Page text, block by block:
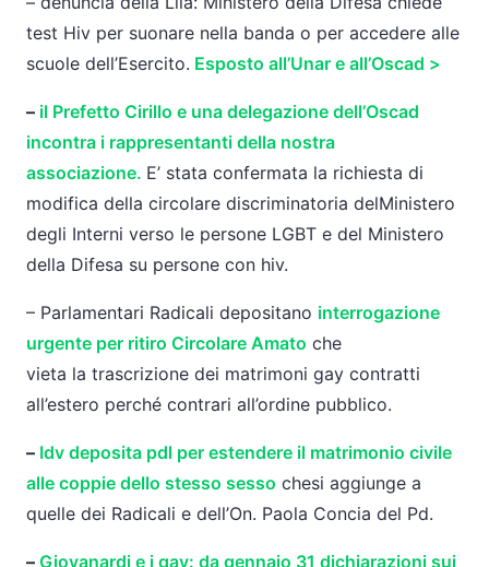
test Hiv per suonare nella banda o per accedere alle
scuole dell’Esercito. Esposto all’Unar e all’Oscad >
– il Prefetto Cirillo e una delegazione dell’Oscad
incontra i rappresentanti della nostra
associazione. E’ stata confermata la richiesta di
modifica della circolare discriminatoria delMinistero
degli Interni verso le persone LGBT e del Ministero
della Difesa su persone con hiv.
– Parlamentari Radicali depositano interrogazione
urgente per ritiro Circolare Amato che
vieta la trascrizione dei matrimoni gay contratti
all’estero perché contrari all’ordine pubblico.
– Idv deposita pdl per estendere il matrimonio civile
alle coppie dello stesso sesso chesi aggiunge a
quelle dei Radicali e dell’On. Paola Concia del Pd.
– Giovanardi e i gay: da gennaio 31 dichiarazioni sui